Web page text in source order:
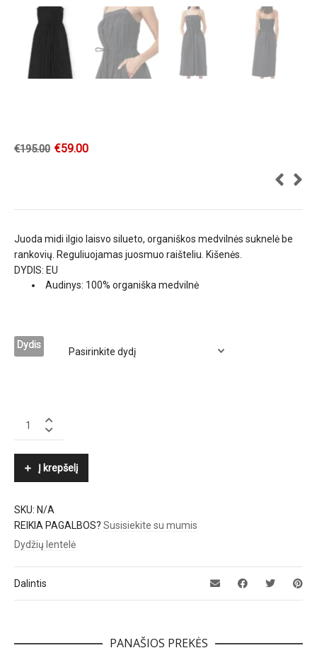
€195.00 €59.00
Juoda midi ilgio laisvo silueto, organiškos medvilnės suknelė be
rankovių. Reguliuojamas juosmuo raišteliu. Kišenės.
DYDIS: EU
Audinys: 100% organiška medvilnė
Dydis
quantity
Į krepšelį
SKU: N/A
REIKIA PAGALBOS? Susisiekite su mumis
Dydžių lentelė
Dalintis
PANAŠIOS PREKĖS